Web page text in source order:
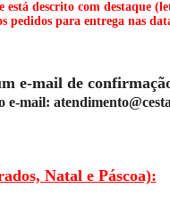
está descrito com destaque
para entrega nas
e-mail de
e-mail:
Natal e Páscoa):